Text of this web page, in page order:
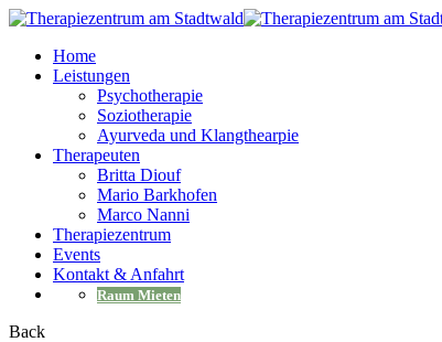
Home
Leistungen
Psychotherapie
Soziotherapie
Ayurveda und Klangthearpie
Therapeuten
Britta Diouf
Mario Barkhofen
Marco Nanni
Therapiezentrum
Events
Kontakt & Anfahrt
Raum Mieten
Back